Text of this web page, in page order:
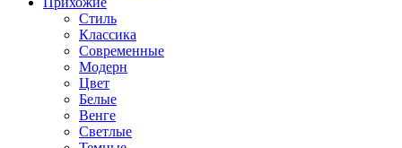
Стиль
Классика
Современные
Модерн
Цвет
Белые
Венге
Светлые